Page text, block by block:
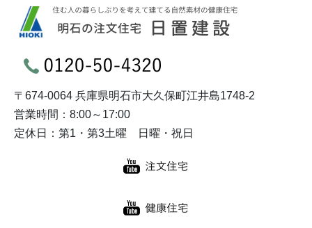
〒674-0064 兵庫県明石市大久保町江井島1748-2
営業時間：8:00～17:00
定休日：第1・第3土曜 日曜・祝日